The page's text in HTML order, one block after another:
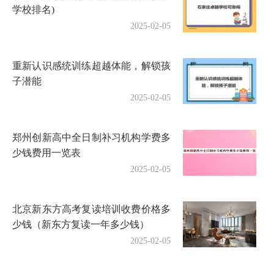
学校排名)
2025-02-05
重新认识感统训练超越体能，解锁孩
子潜能
2025-02-05
郑州创新高中全日制补习机构学费多
少钱费用一览表
2025-02-05
北京新东方高考复读培训收费价格多
少钱（新东方复读一年多少钱）
2025-02-05